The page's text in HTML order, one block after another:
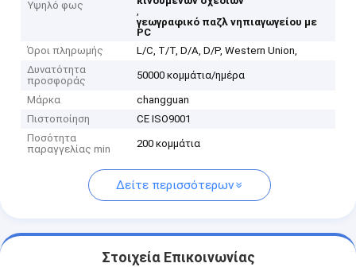
Υψηλό φως
,
γεωγραφικό παζλ νηπιαγωγείου με
PC
Όροι πληρωμής
L/C, T/T, D/A, D/P, Western Union,
Δυνατότητα
προσφοράς
50000 κομμάτια/ημέρα
Μάρκα
changguan
Πιστοποίηση
CE ISO9001
Ποσότητα
παραγγελίας min
200 κομμάτια
Δείτε περισσότερων
Στοιχεία Επικοινωνίας